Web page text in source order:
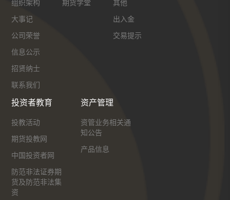
组织架构
大事记
公司荣誉
信息公示
招贤纳士
联系我们
期货学堂
其他
出入金
交易提示
投资者教育
投教活动
期货投教网
中国投资者网
防范非法证券期
货及防范非法集
资
资产管理
资管业务相关通
知公告
产品信息